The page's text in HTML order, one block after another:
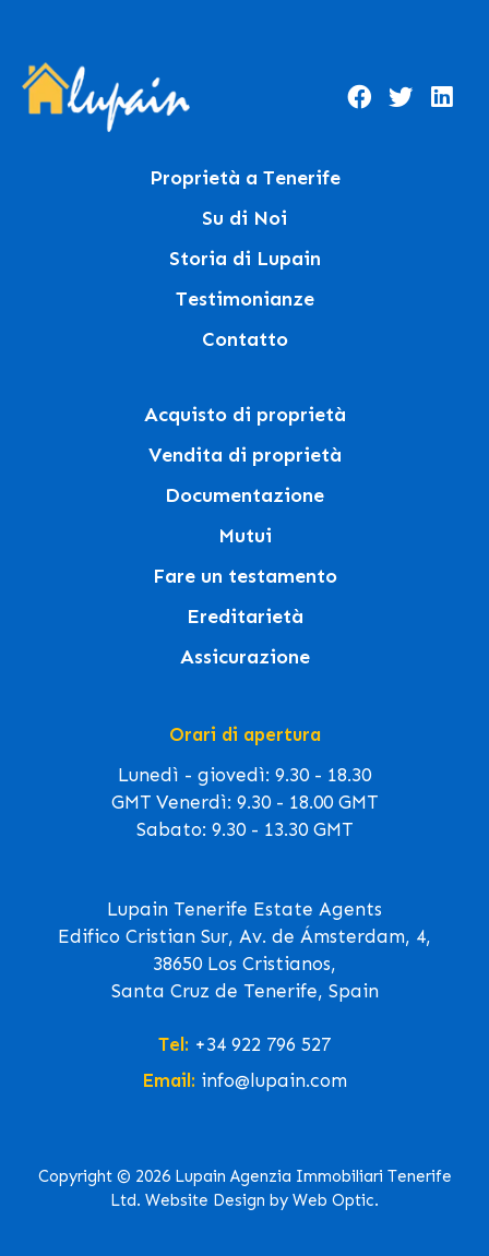
Proprietà a Tenerife
Su di Noi
Storia di Lupain
Testimonianze
Contatto
Acquisto di proprietà
Vendita di proprietà
Documentazione
Mutui
Fare un testamento
Ereditarietà
Assicurazione
Orari di apertura
Lunedì - giovedì: 9.30 - 18.30
GMT Venerdì: 9.30 - 18.00 GMT
Sabato: 9.30 - 13.30 GMT
Lupain Tenerife Estate Agents
Edifico Cristian Sur, Av. de Ámsterdam, 4,
38650 Los Cristianos,
Santa Cruz de Tenerife, Spain
Tel: +34 922 796 527
Email: info@lupain.com
Copyright © 2026 Lupain Agenzia Immobiliari Tenerife
Ltd. Website Design by Web Optic.